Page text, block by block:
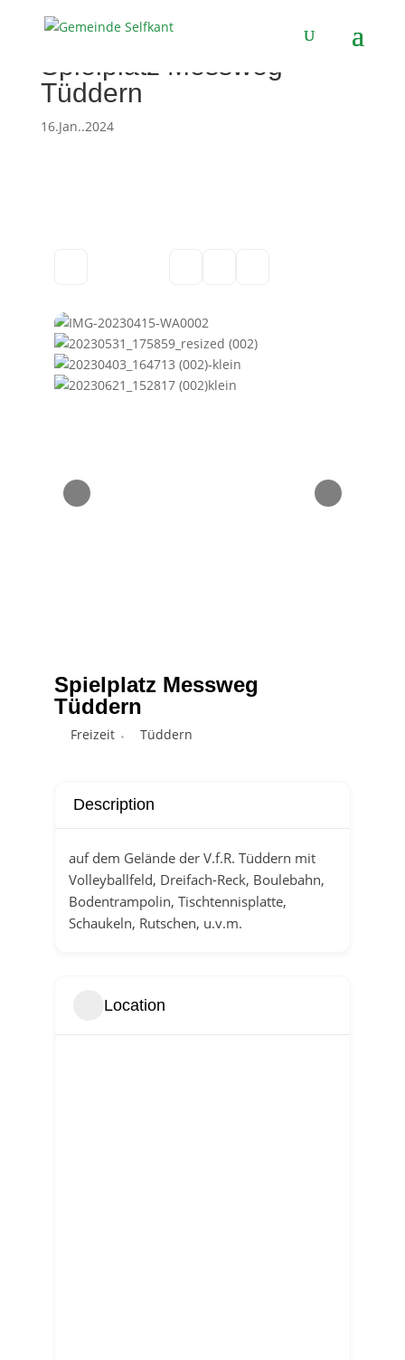
Spielplatz Messweg
Tüddern
16.Jan..2024
Spielplatz Messweg
Tüddern
Freizeit Tüddern
Description
auf dem Gelände der V.f.R. Tüddern mit
Volleyballfeld, Dreifach-Reck, Boulebahn,
Bodentrampolin, Tischtennisplatte,
Schaukeln, Rutschen, u.v.m.
Location